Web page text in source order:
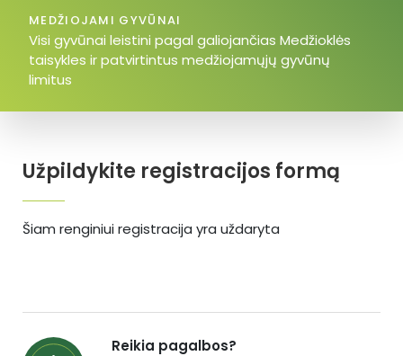
Užpildykite registracijos formą
Šiam renginiui registracija yra uždaryta
MEDŽIOJAMI GYVŪNAI
Visi gyvūnai leistini pagal galiojančias Medžioklės
taisykles ir patvirtintus medžiojamųjų gyvūnų
limitus
Reikia pagalbos?